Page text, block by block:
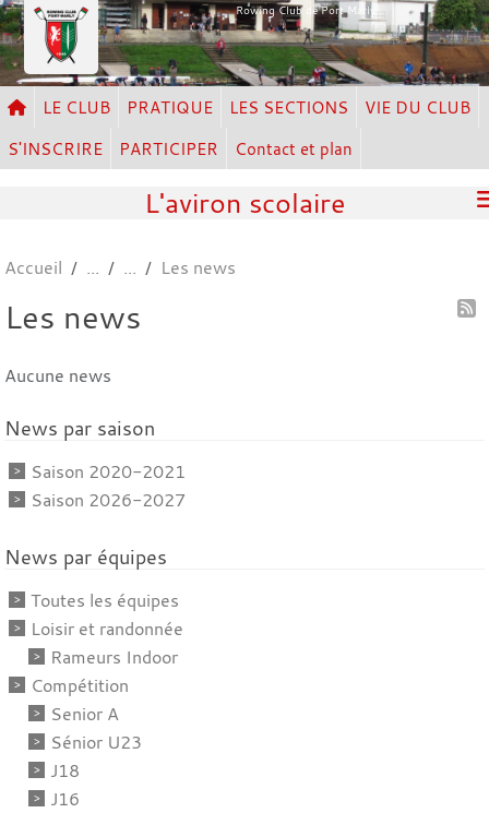
Rowing Club de Port Marly
LE CLUB PRATIQUE LES SECTIONS
VIE DU CLUB
S'INSCRIRE
PARTICIPER Contact et plan
L'aviron scolaire
Accueil Les news
Les news
Aucune news
News par saison
Saison 2020-2021
Saison 2026-2027
News par équipes
Toutes les équipes
Loisir et randonnée
Rameurs Indoor
Compétition
Senior A
Sénior U23
J18
J16
Panneau de gestion des cookies